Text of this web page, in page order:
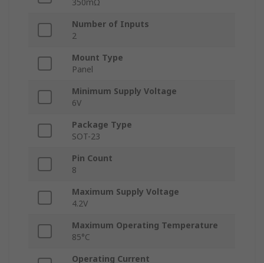
350mΩ
Number of Inputs
2
Mount Type
Panel
Minimum Supply Voltage
6V
Package Type
SOT-23
Pin Count
8
Maximum Supply Voltage
4.2V
Maximum Operating Temperature
85°C
Operating Current